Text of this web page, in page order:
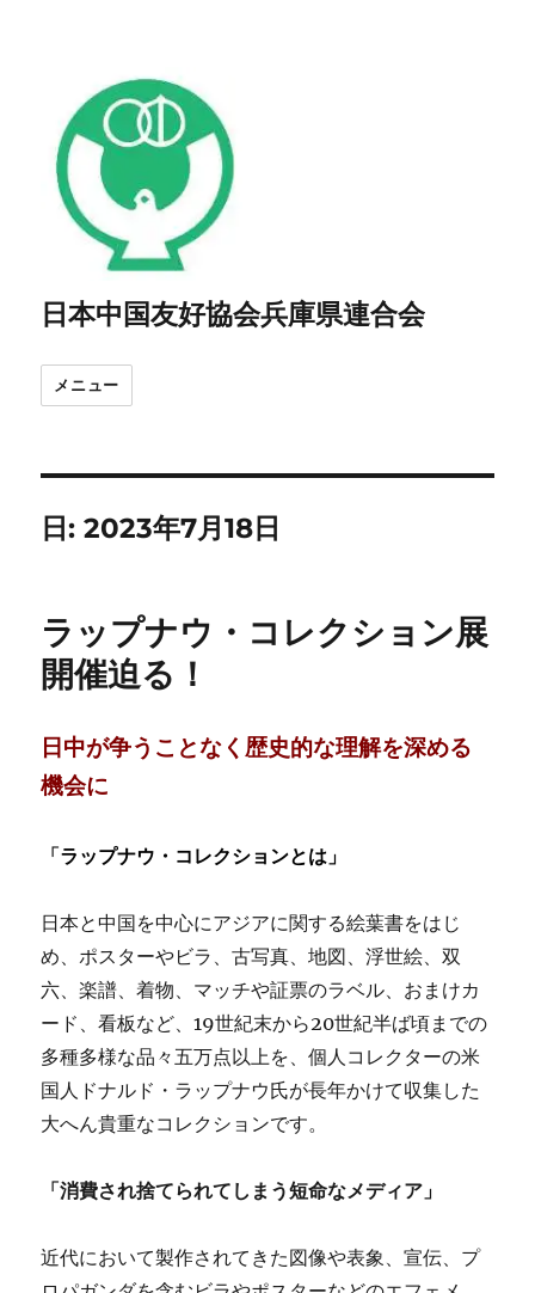
日本中国友好協会兵庫県連合会
メニュー
日:2023年7月18日
ラップナウ・コレクション展
開催迫る！
日中が争うことなく歴史的な理解を深める
機会に
「ラップナウ・コレクションとは」
日本と中国を中心にアジアに関する絵葉書をはじ
め、ポスターやビラ、古写真、地図、浮世絵、双
六、楽譜、着物、マッチや証票のラベル、おまけカ
ード、看板など、19世紀末から20世紀半ば頃までの
多種多様な品々五万点以上を、個人コレクターの米
国人ドナルド・ラップナウ氏が長年かけて収集した
大へん貴重なコレクションです。
「消費され捨てられてしまう短命なメディア」
近代において製作されてきた図像や表象、宣伝、プ